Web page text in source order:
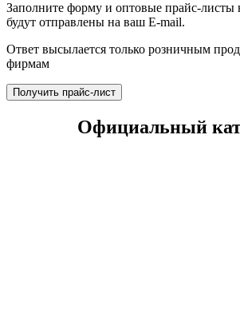
Заполните форму и оптовые прайс-листы
будут отправлены на ваш E-mail.
Ответ высылается только розничным
фирмам
Получить прайс-лист
Официальный